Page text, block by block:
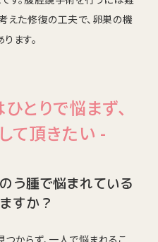
えた修復の工夫で、卵巣の機
ます。
とりで悩まず、
て頂きたい -
う腫で悩まれている
すか？